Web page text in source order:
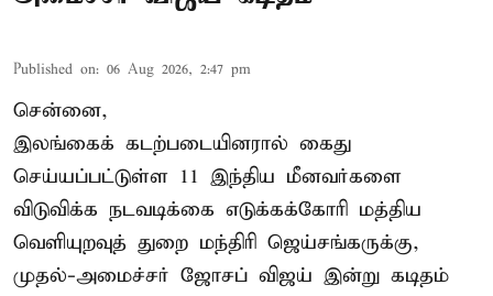
Published on: 06 Aug 2026, 2:47 pm
சென்னை,
இலங்கைக் கடற்படையினரால் கைது
செய்யப்பட்டுள்ள 11 இந்திய மீனவர்களை
விடுவிக்க நடவடிக்கை எடுக்கக்கோரி மத்திய
வெளியுறவுத் துறை மந்திரி ஜெய்சங்கருக்கு,
முதல்-அமைச்சர் ஜோசப் விஜய் இன்று கடிதம்